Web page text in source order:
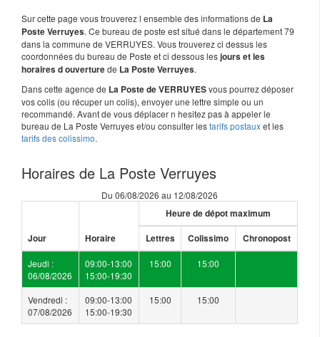
Sur cette page vous trouverez l ensemble des informations de La
Poste Verruyes. Ce bureau de poste est situé dans le département 79
dans la commune de VERRUYES. Vous trouverez ci dessus les
coordonnées du bureau de Poste et ci dessous lesjours et les
horaires d ouverturede La Poste Verruyes.
Dans cette agence de La Poste de VERRUYESvous pourrez déposer
vos colis (ou récuper un colis), envoyer une lettre simple ou un
recommandé. Avant de vous déplacer n hesitez pas à appeler le
bureau de La Poste Verruyes et/ou consulter lestarifs postauxet les
tarifs des colissimo.
Horaires de La Poste Verruyes
Du 06/08/2026 au 12/08/2026
Jour Horaire
Heure de dépot maximum
Lettres Colissimo Chronopost
Jeudi :
06/08/2026
09:00-13:00
15:00-19:30
15:00 15:00
Vendredi :
07/08/2026
09:00-13:00
15:00-19:30
15:00 15:00